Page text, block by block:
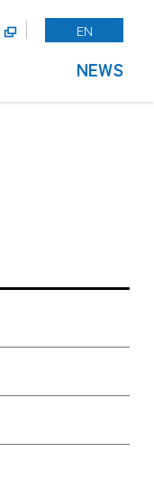
EN
NEWS